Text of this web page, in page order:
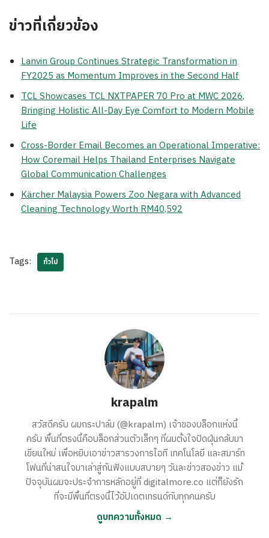
ข่าวที่เกี่ยวข้อง
Lanvin Group Continues Strategic Transformation in
FY2025 as Momentum Improves in the Second Half
TCL Showcases TCL NXTPAPER 70 Pro at MWC 2026,
Bringing Holistic All-Day Eye Comfort to Modern Mobile
Life
Cross-Border Email Becomes an Operational Imperative:
How Coremail Helps Thailand Enterprises Navigate
Global Communication Challenges
Kärcher Malaysia Powers Zoo Negara with Advanced
Cleaning Technology Worth RM40,592
Tags: ทั่วไป
krapalm
สวัสดีครับ ผมกระปาล์ม (@krapalm) เจ้าของบล็อกแห่งนี้
ครับ พื้นที่ตรงนี้คือบล็อกส่วนตัวเล็กๆ ที่ผมตั้งใจปัดฝุ่นกลับมา
เขียนใหม่ เพื่อหยิบเอาข่าวสารวงการไอที เทคโนโลยี และสมาร์ท
โฟนที่น่าสนใจมาเล่าสู่กันฟังแบบสบายๆ วันละข่าวสองข่าว แม้
ปัจจุบันผมจะประจำการหลักอยู่ที่ digitalmore.co แต่ก็ยังรัก
ที่จะมีพื้นที่ตรงนี้ไว้อัปเดตเทรนด์กับทุกคนครับ
ดูบทความทั้งหมด →